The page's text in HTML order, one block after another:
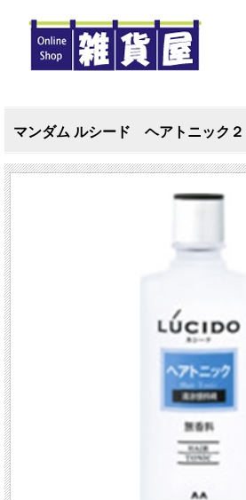
マンダム ルシード ヘアトニック２